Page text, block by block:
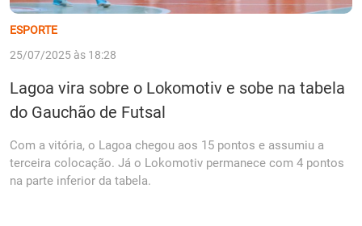
ESPORTE
25/07/2025 às 18:28
Lagoa vira sobre o Lokomotiv e sobe na tabela
do Gauchão de Futsal
Com a vitória, o Lagoa chegou aos 15 pontos e assumiu a
terceira colocação. Já o Lokomotiv permanece com 4 pontos
na parte inferior da tabela.